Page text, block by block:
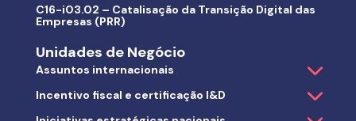
C16-i03.02 – Catalisação da Transição Digital das
Empresas (PRR)
Unidades de Negócio
Assuntos internacionais
Incentivo fiscal e certificação I&D